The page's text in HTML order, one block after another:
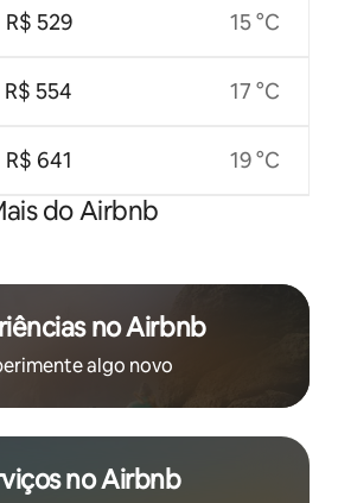
R$ 529
R$ 554
R$ 641
15 °C
17 °C
19 °C
do Airbnb
no Airbnb
algo novo
no Airbnb